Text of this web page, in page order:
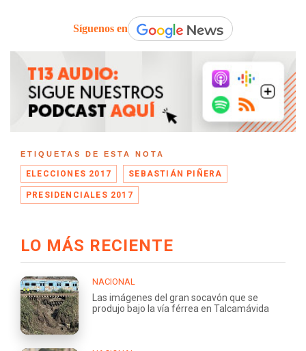
Síguenos en
ETIQUETAS DE ESTA NOTA
ELECCIONES 2017 SEBASTIÁN PIÑERA
PRESIDENCIALES 2017
LO MÁS RECIENTE
NACIONAL
Las imágenes del gran socavón que se
produjo bajo la vía férrea en Talcamávida